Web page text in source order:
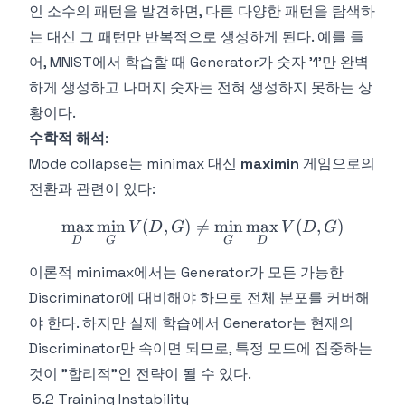
인 소수의 패턴을 발견하면, 다른 다양한 패턴을 탐색하
는 대신 그 패턴만 반복적으로 생성하게 된다. 예를 들
어, MNIST에서 학습할 때 Generator가 숫자 '1'만 완벽
하게 생성하고 나머지 숫자는 전혀 생성하지 못하는 상
황이다.
수학적 해석:
Mode collapse는 minimax 대신 maximin 게임으로의
전환과 관련이 있다:
\max_D \min_G V(D, G)
D
max
G
min V (D, G) 
=
G
min
D
max V (D, G)
이론적 minimax에서는 Generator가 모든 가능한
Discriminator에 대비해야 하므로 전체 분포를 커버해
야 한다. 하지만 실제 학습에서 Generator는 현재의
Discriminator만 속이면 되므로, 특정 모드에 집중하는
것이 "합리적"인 전략이 될 수 있다.
5.2 Training Instability